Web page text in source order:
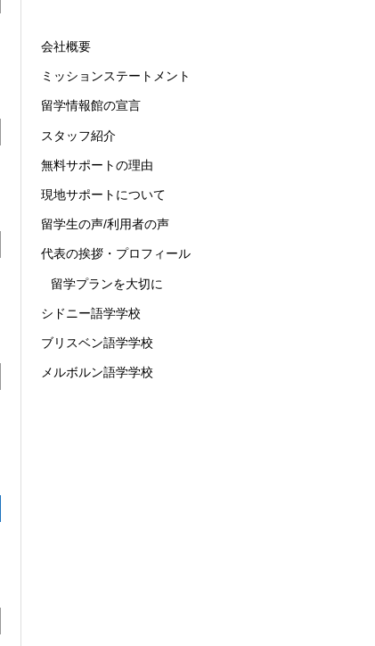
会社概要
ミッションステートメント
留学情報館の宣言
スタッフ紹介
無料サポートの理由
現地サポートについて
留学生の声/利用者の声
代表の挨拶・プロフィール
留学プランを大切に
シドニー語学学校
ブリスベン語学学校
メルボルン語学学校